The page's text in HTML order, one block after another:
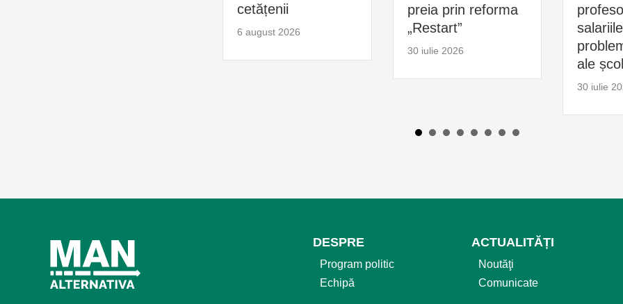
cetățenii
6 august 2026
preia prin reforma
„Restart”
30 iulie 2026
ale
30 iulie
DESPRE
Program politic
Echipă
ACTUALITĂȚI
Noutăţi
Comunicate